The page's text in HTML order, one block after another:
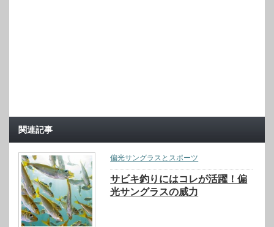
関連記事
偏光サングラスとスポーツ
サビキ釣りにはコレが活躍！偏
光サングラスの威力